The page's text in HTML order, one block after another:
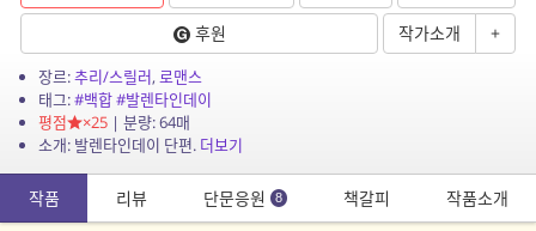
후원
작가소개 +
장르:추리/스릴러,로맨스
태그:#백합#발렌타인데이
평점
×25| 분량: 64매
소개: 발렌타인데이 단편. 더보기
작품 리뷰 단문응원 8 책갈피 작품소개